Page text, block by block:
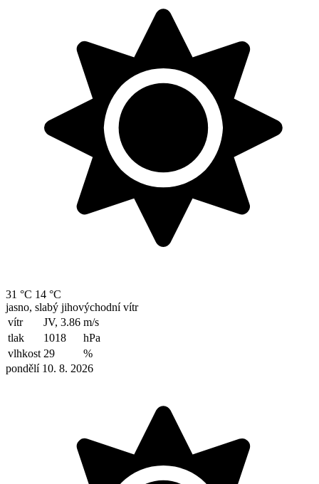
31 °C 14 °C
jasno, slabý jihovýchodní vítr
vítr
JV, 3.86 m/s
tlak
1018
hPa
vlhkost 29
%
pondělí 10. 8. 2026